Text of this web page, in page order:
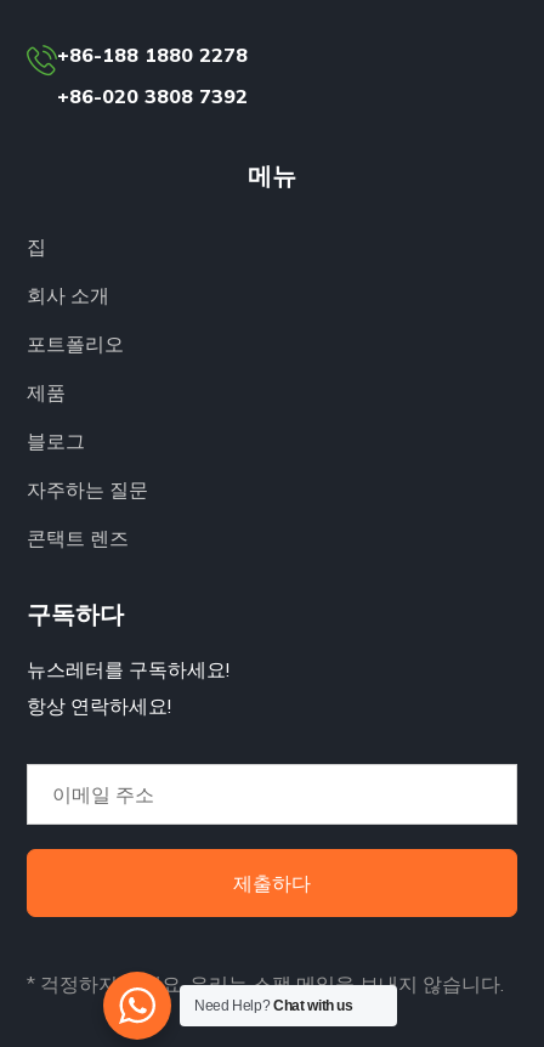
+86-188 1880 2278
+86-020 3808 7392
메뉴
집
회사 소개
포트폴리오
제품
블로그
자주하는 질문
콘택트 렌즈
구독하다
뉴스레터를 구독하세요!
항상 연락하세요!
제출하다
* 걱정하지 마세요. 우리는 스팸 메일을 보내지 않습니다.
Need Help?Chat with us